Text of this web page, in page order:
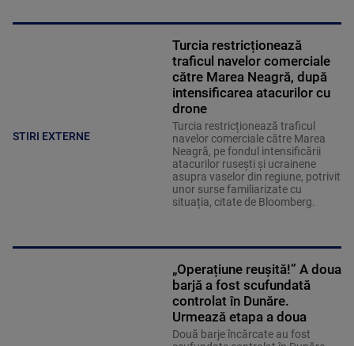
STIRI EXTERNE
Turcia restricționează
traficul navelor comerciale
către Marea Neagră, după
intensificarea atacurilor cu
drone
Turcia restricționează traficul
navelor comerciale către Marea
Neagră, pe fondul intensificării
atacurilor rusești și ucrainene
asupra vaselor din regiune, potrivit
unor surse familiarizate cu
situația, citate de Bloomberg.
„Operațiune reușită!” A doua
barjă a fost scufundată
controlat în Dunăre.
Urmează etapa a doua
Două barje încărcate au fost